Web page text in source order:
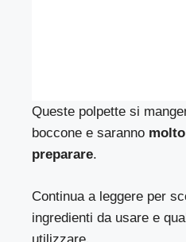
Queste polpette si
boccone e saranno
preparare.
Continua a leggere per
ingredienti da usare e